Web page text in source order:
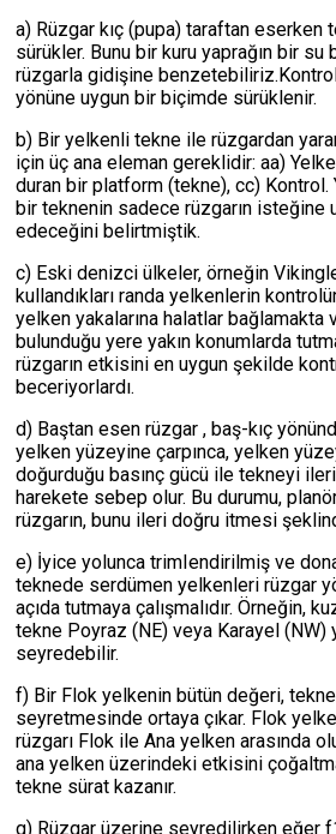
a) Rüzgar kıç (pupa) taraftan eserken
sürükler. Bunu bir kuru yaprağın bir
rüzgarla gidişine
yönüne uygun bir biçimde sürüklenir.
b) Bir yelkenli tekne ile rüzgardan
için üç ana eleman gereklidir: aa)
duran bir platform (tekne), cc) Kontrol.
bir teknenin sadece rüzgarın isteğine
edeceğini belirtmiştik.
c) Eski denizci ülkeler, örneğin
kullandıkları randa yelkenlerin
yelken yakalarına halatlar bağlamakta
bulunduğu yere yakın konumlarda
rüzgarın etkisini en uygun şekilde
beceriyorlardı.
d) Baştan esen rüzgar , baş-kıç
yelken yüzeyine çarpınca, yelken
doğurduğu basınç gücü ile tekneyi
harekete sebep olur. Bu durumu,
rüzgarın, bunu ileri doğru itmesi
e) İyice yolunca trimIendirilmiş ve
teknede serdümen yelkenleri rüzgar
açıda tutmaya çalışmalıdır. Örneğin,
tekne Poyraz (NE) veya Karayel (NW)
seyredebilir.
f) Bir Flok yelkenin bütün değeri,
seyretmesinde ortaya çıkar. Flok
rüzgarı Flok ile Ana yelken arasında
ana yelken üzerindeki etkisini
tekne sürat kazanır.
g) Rüzgar üzerine seyredilirken eğer